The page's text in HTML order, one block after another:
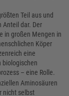
Teil aus und
Anteil dar. Der
in großen Mengen in
Köper
eine
biologischen
– eine Rolle.
Aminosäuren
nicht selbst